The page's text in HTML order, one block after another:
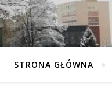
STRONA GŁÓWNA